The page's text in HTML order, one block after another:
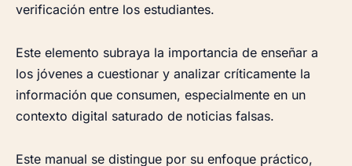
verificación entre los estudiantes.
Este elemento subraya la importancia de enseñar a
los jóvenes a cuestionar y analizar críticamente la
información que consumen, especialmente en un
contexto digital saturado de noticias falsas.
Este manual se distingue por su enfoque práctico,